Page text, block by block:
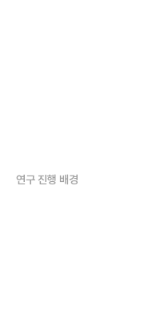
연구 진행 배경